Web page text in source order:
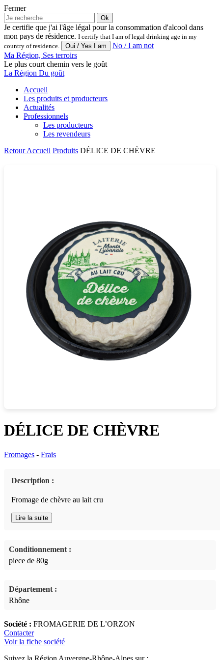
Fermer
Ok
Je certifie que j'ai l'âge légal pour la consommation d'alcool dans
mon pays de résidence. I certify that I am of legal drinking age in my
country of residence.
No / I am not
Ma Région, Ses terroirs
Le plus court chemin vers le goût
La Région Du goût
Accueil
Les produits et producteurs
Actualités
Professionnels
Les producteurs
Les revendeurs
RetourAccueil Produits DÉLICE DE CHÈVRE
DÉLICE DE CHÈVRE
Fromages - Frais
Description :
Fromage de chèvre au lait cru
Lire la suite
Conditionnement :
piece de 80g
Département :
Rhône
Société : FROMAGERIE DE L’ORZON
Contacter
Voir la fiche société
Suivez la Région Auvergne-Rhône-Alpes sur :